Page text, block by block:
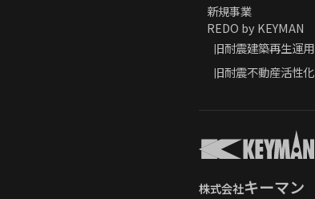
新規事業
REDO by KEYMAN
旧耐震建築再生運用
旧耐震不動産活性化
株式会社キーマン